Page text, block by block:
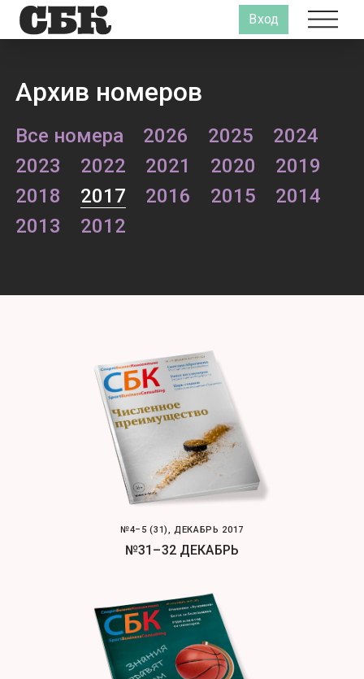
Вход
Архив номеров
Все номера 2026 2025
2024
2023
2022 2021 2020
2019
2018
2017 2016 2015
2014
2013
2012
№4–5 (31), ДЕКАБРЬ 2017
№31–32 ДЕКАБРЬ